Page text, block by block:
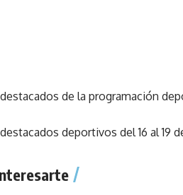
de la programación
deportivos del 16 al 19